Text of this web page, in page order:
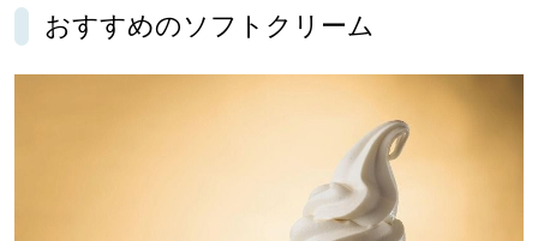
おすすめのソフトクリーム